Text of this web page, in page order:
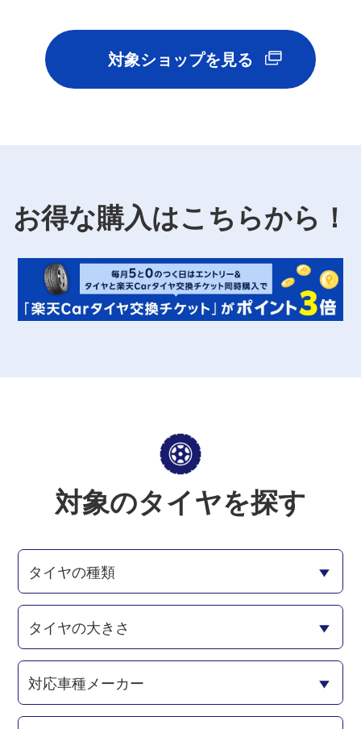
対象ショップを見る
お得な購入はこちらから！
対象のタイヤを探す
タイヤの種類
タイヤの大きさ
対応車種メーカー